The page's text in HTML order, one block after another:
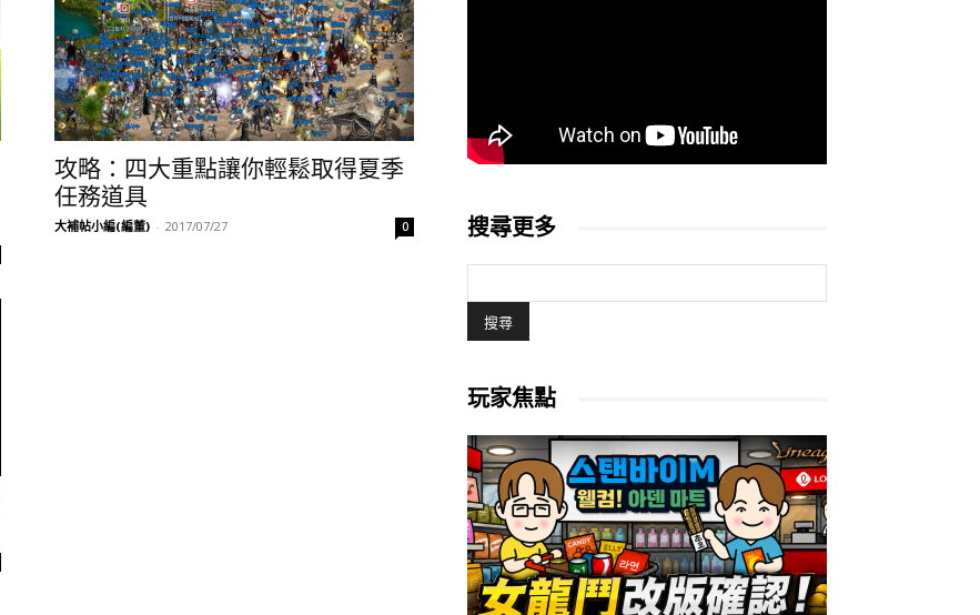
攻略：四大重點讓你輕鬆取得夏季
任務道具
大補帖小編(編董) - 2017/07/27 0 搜尋更多
玩家焦點